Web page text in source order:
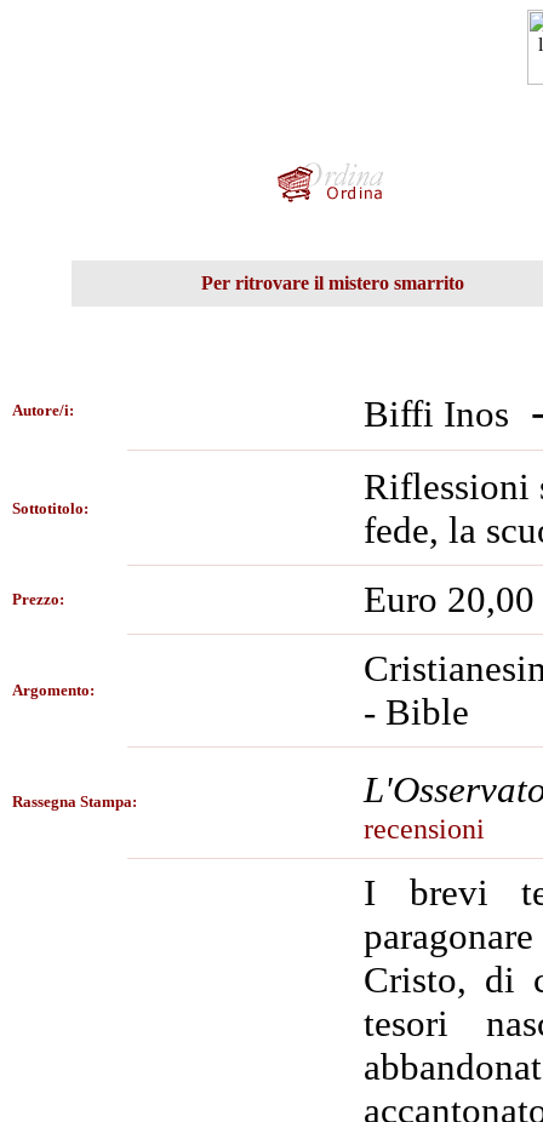
Per ritrovare il mistero smarrito
Autore/i: Biffi Inos
Sottotitolo:
Riflessioni
fede, la
Prezzo: Euro 20,00
Argomento:
- Bible
Rassegna Stampa:
recensioni
I brevi
Cristo, di
tesori